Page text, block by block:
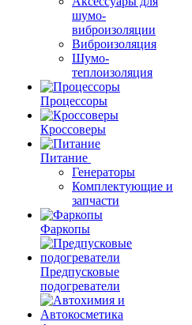
шумо-
виброизоляции
Виброизоляция
Шумо-
теплоизоляция
Процессоры
Кроссоверы
Питание
Генераторы
Комплектующие и
запчасти
Фаркопы
Предпусковые
подогреватели